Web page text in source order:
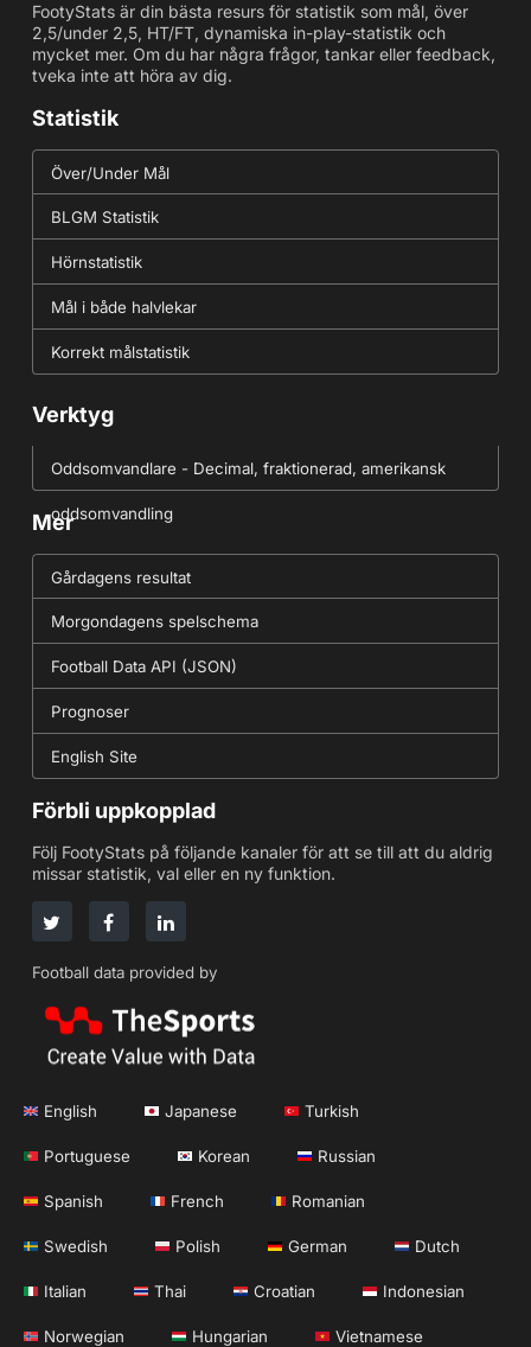
FootyStats är din bästa resurs för statistik som mål, över
2,5/under 2,5, HT/FT, dynamiska in-play-statistik och
mycket mer. Om du har några frågor, tankar eller feedback,
tveka inte att höra av dig.
Statistik
Över/Under Mål
BLGM Statistik
Hörnstatistik
Mål i både halvlekar
Korrekt målstatistik
Verktyg
Oddsomvandlare - Decimal, fraktionerad, amerikansk
oddsomvandling
Mer
Gårdagens resultat
Morgondagens spelschema
Football Data API (JSON)
Prognoser
English Site
Förbli uppkopplad
Följ FootyStats på följande kanaler för att se till att du aldrig
missar statistik, val eller en ny funktion.
Football data provided by
English Japanese Turkish
Portuguese Korean Russian
Spanish French Romanian
Swedish Polish German Dutch
Italian Thai Croatian Indonesian
Norwegian Hungarian Vietnamese